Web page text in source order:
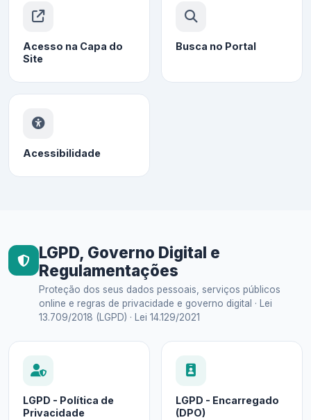
Acesso na Capa do
Site
Busca no Portal
Acessibilidade
LGPD, Governo Digital e
Regulamentações
Proteção dos seus dados pessoais, serviços públicos
online e regras de privacidade e governo digital · Lei
13.709/2018 (LGPD) · Lei 14.129/2021
LGPD - Política de
Privacidade
LGPD - Encarregado
(DPO)